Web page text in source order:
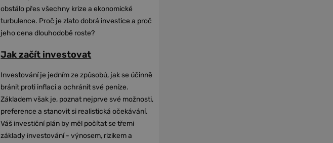
obstálo přes všechny krize a ekonomické
turbulence. Proč je zlato dobrá investice a proč
jeho cena dlouhodobě roste?
Jak začít investovat
Investování je jedním ze způsobů, jak se účinně
bránit proti inflaci a ochránit své peníze.
Základem však je, poznat nejprve své možnosti,
preference a stanovit si realistická očekávání.
Váš investiční plán by měl počítat se třemi
základy investování - výnosem, rizikem a